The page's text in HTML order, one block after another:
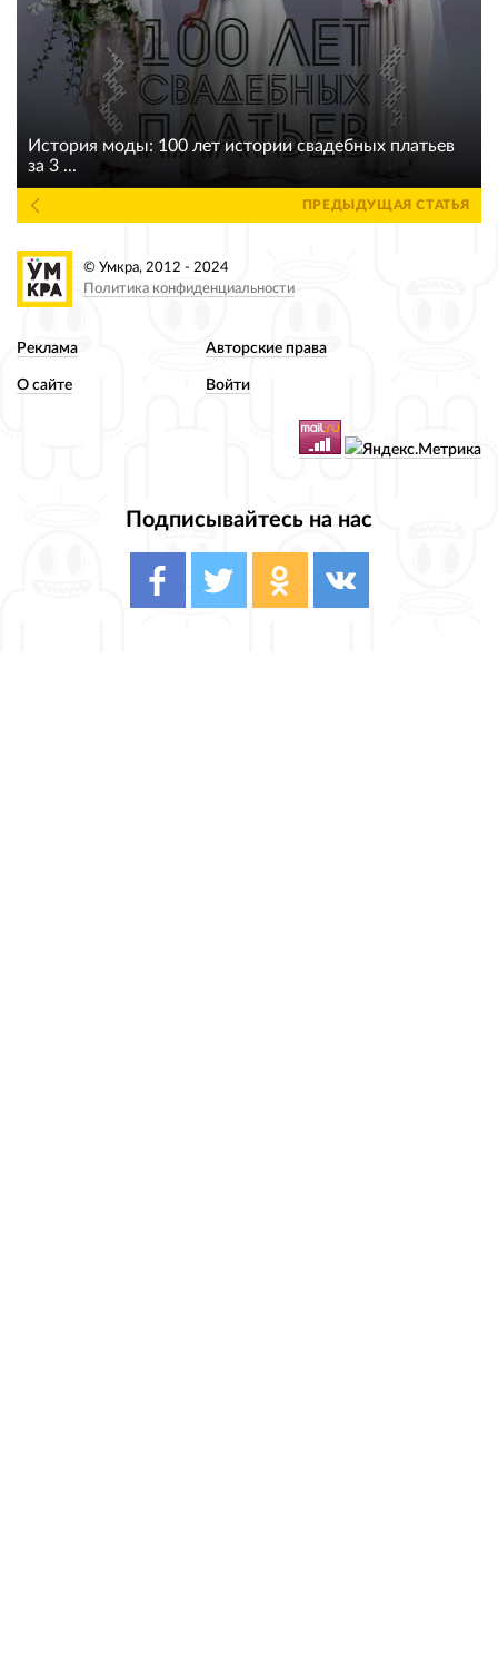
История моды: 100 лет истории свадебных платьев
за 3 ...
ПРЕДЫДУЩАЯ СТАТЬЯ
Реклама Авторские права
О сайте Войти
Подписывайтесь на нас
© Умкра, 2012 - 2024
Политика конфиденциальности